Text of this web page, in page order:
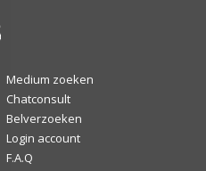
Medium zoeken
Chatconsult
Belverzoeken
Login account
F.A.Q